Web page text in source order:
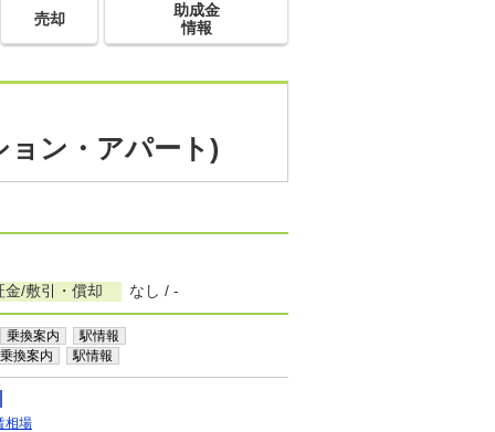
売却
助成金
情報
ョン・アパート)
金/敷引・償却 なし / -
乗換案内
駅情報
乗換案内
駅情報
相場